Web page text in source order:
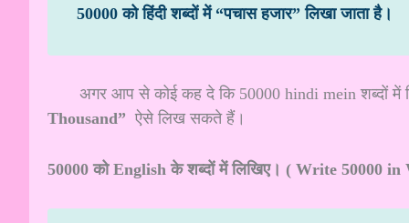
50000 को हिंदी शब्दों में “पचास हजार” लिखा जाता है।
अगर आप से कोई कह दे कि 50000 hindi mein शब्दों में
Thousand” ऐसे लिख सकते हैं।
50000 को English के शब्दों में लिखिए। ( Write 50000 in